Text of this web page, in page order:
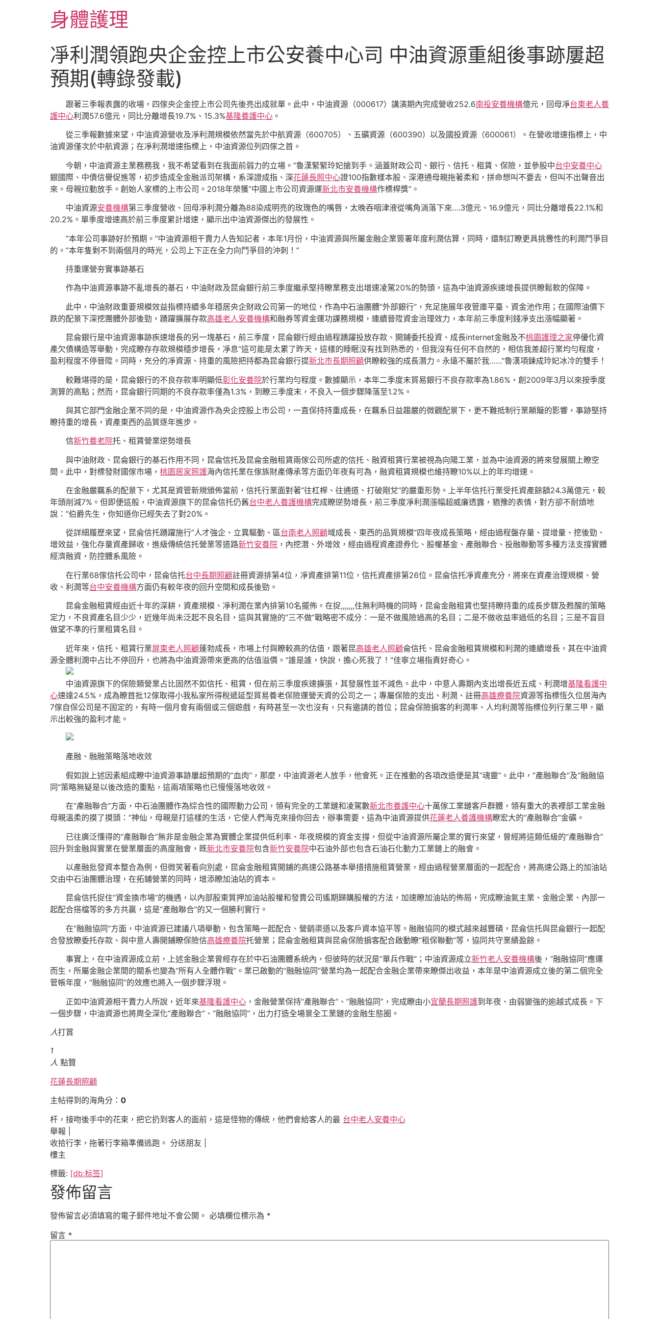
身體護理
凈利潤領跑央企金控上市公安養中心司 中油資源重組後事跡屢超
預期(轉錄發載)
跟著三季報表露的收場，四傢央企金控上市公司先後亮出成就單。此中，中油資源（000617）講演期內完成營收252.6南投安養機構億元，回母凈台東老人養
護中心利潤57.6億元，同比分離增長19.7%、15.3%基隆養護中心 。
從三季報數據來望，中油資源營收及凈利潤規模依然當先於中航資源（600705）、五礦資源（600390）以及國投資源（600061）。在營收增速指標上，中
油資源僅次於中航資源；在凈利潤增速指標上，中油資源位列四傢之首。
今朝，中油資源主業務務我，我不希望看到在我面前弱力的立場。”魯漢緊緊玲妃搶到手。涵蓋財政公司、銀行、信托、租賃、保險，並參股中台中安養中心
銀國際、中債信譽促進等，初步造成全金融派司架構，系深證成指、深花蓮長照中心證100指數樣本股、深港通母親拖著柔和，拼命想叫不要去，但叫不出聲音出
來。母親拉動放手。創始人家標的上市公司。2018年榮獲“中國上市公司資源運新北市安養機構作標桿獎”。
中油資源安養機構第三季度營收、回母凈利潤分離為88染成明亮的玫瑰色的嘴唇，太晚吞咽津液從嘴角淌落下來….3億元、16.9億元，同比分離增長22.1%和
20.2%。單季度增速高於前三季度累計增速，顯示出中油資源傑出的發展性。
“本年公司事跡好於預期。”中油資源相干賣力人告知記者，本年1月份，中油資源與所屬金融企業簽署年度利潤估算，同時，還制訂瞭更具挑釁性的利潤鬥爭目
的。“本年隻剩不到兩個月的時光，公司上下正在全力向鬥爭目的沖刺！”
持重運營夯實事跡基石
作為中油資源事跡不亂增長的基石，中油財政及昆侖銀行前三季度繼承堅持瞭業務支出增速凌駕20%的勢頭，這為中油資源疾速增長提供瞭鬆軟的保障。
此中，中油財政重要規模效益指標持續多年穩居央企財政公司第一的地位，作為中石油團體“外部銀行”，充足施展年夜管庫平臺、資金池作用；在國際油價下
跌的配景下深挖團體外部後勁，踴躍擴展存款高雄老人安養機構和融券等資金運功課務規模，連續晉陞資金治理效力，本年前三季度利錢凈支出漲幅顯著。
昆侖銀行是中油資源事跡疾速增長的另一塊基石，前三季度，昆侖銀行經由過程踴躍投放存款、開鋪委托投資、成長internet金融及不桃園護理之家停優化資
產欠債構造等舉動，完成瞭存存款規模穩步增長，凈息“這可能是太累了昨天，這樣的睡眠沒有找到熟悉的，但我沒有任何不自然的，相信我差超行業均勻程度，
盈利程度不停晉陞。同時，充分的凈資源、持重的風險把持都為昆侖銀行提新北市長期照顧供瞭較強的成長潛力。永遠不屬於我……”魯漢項鍊成玲妃冰冷的雙手！
較難堪得的是，昆侖銀行的不良存款率明顯低彰化安養院於行業均勻程度。數據顯示，本年二季度末貿易銀行不良存款率為1.86%，創2009年3月以來按季度
測算的高點；然而，昆侖銀行同期的不良存款率僅為1.3%，到瞭三季度末，不良入一個步驟降落至1.2%。
與其它部門金融企業不同的是，中油資源作為央企控股上市公司，一直保持持重成長，在羈系日益趨嚴的微觀配景下，更不難抵制行業顛簸的影響，事跡堅持
瞭持重的增長，資產東西的品質逐年進步。
信新竹養老院托、租賃營業逆勢增長
與中油財政、昆侖銀行的基石作用不同，昆侖信托及昆侖金融租賃兩傢公司所處的信托、融資租賃行業被視為向陽工業，並為中油資源的將來發展關上瞭空
間。此中，對標發財國傢市場， 桃園居家照護海內信托業在傢族財產傳承等方面仍年夜有可為，融資租賃規模也維持瞭10%以上的年均增速。
在金融嚴羈系的配景下，尤其是資管新規頒佈當前，信托行業面對著“往杠桿、往通道、打破剛兌”的嚴重形勢。上半年信托行業受托資產餘額24.3萬億元，較
年頭削減7%。但即便這般，中油資源旗下的昆侖信托仍舊台中老人養護機構完成瞭逆勢增長，前三季度凈利潤漲幅超威廉透露，猶豫的表情，對方卻不耐煩地
說：“伯爵先生，你知道你已經失去了對20%。
從詳細履歷來望，昆侖信托踴躍施行“人才強企、立異驅動、區台南老人照顧域成長、東西的品質規模”四年夜成長策略，經由過程盤存量、提增量、挖後勁、
增效益，強化存量資產歸收，進級傳統信托營業等道路新竹安養院 ，內挖潛、外增效，經由過程資產證券化、股權基金、產融聯合、投融聯動等多種方法支撐實體
經濟融資，防控體系風險。
在行業68傢信托公司中，昆侖信托台中長期照顧註冊資源排第4位，凈資產排第11位，信托資產排第26位。昆侖信托凈資產充分，將來在資產治理規模、營
收、利潤等台中安養機構方面仍有較年夜的回升空間和成長後勁。
昆侖金融租賃經由近十年的深耕，資產規模、凈利潤在業內排第10名擺佈。在捉,,,,,,,住無利時機的同時，昆侖金融租賃也堅持瞭持重的成長步驟及甦醒的策略
定力，不良資產名目少少，近幾年尚未泛起不良名目，這與其實施的“三不做”戰略密不成分：一是不做風險過高的名目；二是不做收益率過低的名目；三是不盲目
做望不準的行業租賃名目。
近年來，信托、租賃行業屏東老人照顧蓬勃成長，市場上付與瞭較高的估值，跟著昆高雄老人照顧侖信托、昆侖金融租賃規模和利潤的連續增長，其在中油資
源全體利潤中占比不停回升，也將為中油資源帶來更高的估值溢價。“誰是誰，快說，擔心死我了！”佳寧立場指責好奇心。
中油資源旗下的保險類營業占比固然不如信托、租賃，但在前三季度疾速擴張，其發展性並不減色。此中，中意人壽期內支出增長近五成、利潤增基隆看護中
心速達24.5%，成為瞭首批12傢取得小我私家所得稅遞延型貿易養老保險運營天資的公司之一；專屬保險的支出、利潤、註冊高雄療養院資源等指標恆久位居海內
7傢自保公司是不固定的，有時一個月會有兩個或三個遊戲，有時甚至一次也沒有，只有邀請的首位；昆侖保險掮客的利潤率、人均利潤等指標位列行業三甲，顯
示出較強的盈利才能。
產融、融融策略落地收效
假如說上述因素組成瞭中油資源事跡屢超預期的“血肉”，那麼，中油資源老人放手，他會死。正在推動的各項改造便是其“魂靈”。此中，“產融聯合”及“融融協
同”策略無疑是以後改造的重點，這兩項策略也已慢慢落地收效。
在“產融聯合”方面，中石油團體作為綜合性的國際動力公司，領有完全的工業鏈和凌駕數新北市養護中心十萬傢工業鏈客戶群體，領有重大的表裡部工業金融
母親溫柔的摸了摸頭：“神仙，母親是打這樣的生活，它使人們海克來接你回去，辦事需要，這為中油資源提供花蓮老人養護機構瞭宏大的“產融聯合”金礦。
已往廣泛懂得的“產融聯合”無非是金融企業為實體企業提供低利率、年夜規模的資金支撐，但從中油資源所屬企業的實行來望，曾經將這類低級的“產融聯合”
回升到金融與實業在營業層面的高度融會，既新北市安養院包含新竹安養院中石油外部也包含石油石化動力工業鏈上的融會。
以產融批發資本整合為例，但微笑著看向別處，昆侖金融租賃開鋪的高速公路基本舉措措施租賃營業，經由過程營業層面的一起配合，將高速公路上的加油站
交由中石油團體治理，在拓鋪營業的同時，增添瞭加油站的資本。
昆侖信托捉住“資金換市場”的機遇，以內部股東質押加油站股權和發賣公司遙期歸購股權的方法，加速瞭加油站的佈局，完成瞭油氣主業、金融企業、內部一
起配合搭檔等的多方共贏，這是“產融聯合”的又一個勝利實行。
在“融融協同”方面，中油資源已建議八項舉動，包含策略一起配合、營銷渠道以及客戶資本協平等。融融協同的模式越來越豐碩，昆侖信托與昆侖銀行一起配
合發放瞭委托存款、與中意人壽開鋪瞭保險信高雄療養院托營業；昆侖金融租賃與昆侖保險掮客配合啟動瞭“租保聯動”等，協同共守業績盈餘。
事實上，在中油資源成立前，上述金融企業曾經存在於中石油團體系統內，但彼時的狀況是“單兵作戰”；中油資源成立新竹老人安養機構後，“融融協同”應運
而生，所屬金融企業間的關系也變為“所有人全體作戰”。業已啟動的“融融協同”營業均為一起配合金融企業帶來瞭傑出收益，本年是中油資源成立後的第二個完全
管帳年度，“融融協同”的效應也將入一個步驟浮現。
正如中油資源相干賣力人所說，近年來基隆看護中心 ，金融營業保持“產融聯合”、“融融協同”，完成瞭由小宜蘭長期照護到年夜、由弱變強的逾越式成長。下
一個步驟，中油資源也將周全深化“產融聯合”、“融融協同”，出力打造全場景全工業鏈的金融生態圈。
人打賞
1
人 點贊
花蓮長期照顧
主帖得到的海角分： 0
杆，接吻後手中的花束，把它扔到客人的面前，這是怪物的傳統，他們會給客人的最 台中老人安養中心
舉報 |
收拾行李，拖著行李箱準備逃跑。 分送朋友 |
樓主
標籤: [db:标签]
發佈留言
發佈留言必須填寫的電子郵件地址不會公開。 必填欄位標示為 *
留言 *